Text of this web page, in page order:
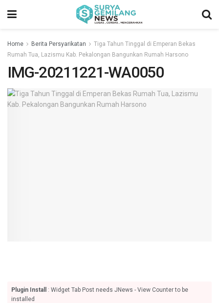
Home Berita Persyarikatan
Tiga Tahun Tinggal di Emperan Bekas
Rumah Tua, Lazismu Kab. Pekalongan Bangunkan Rumah Harsono
IMG-20211221-WA0050
Plugin Install
: Widget Tab Post needs JNews - View Counter to be
installed